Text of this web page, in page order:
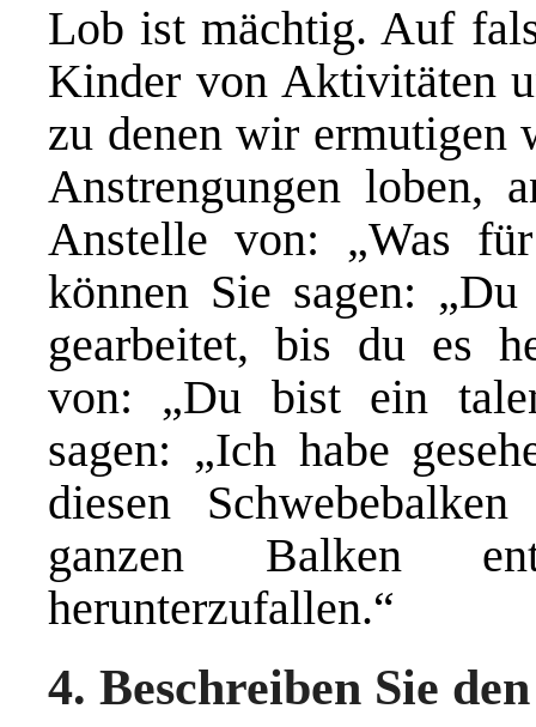
Lob ist mächtig. Auf
Kinder von Aktivitäten
zu denen wir ermutigen
Anstrengungen loben,
Anstelle von: „Was
können Sie sagen:
gearbeitet, bis du es
von: „Du bist ein
sagen: „Ich habe
diesen
ganzen Balken
herunterzufallen.“
4. Beschreiben Sie